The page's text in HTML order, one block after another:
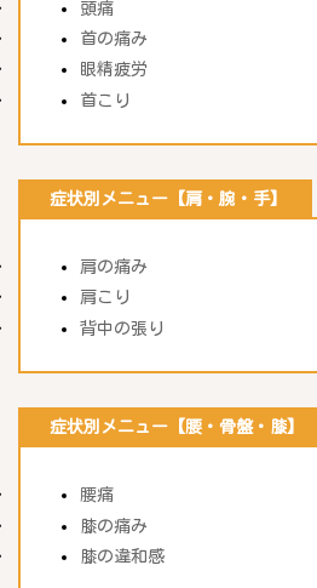
頭痛
首の痛み
眼精疲労
首こり
症状別メニュー【肩・腕・手】
肩の痛み
肩こり
背中の張り
症状別メニュー【腰・骨盤・膝】
腰痛
膝の痛み
膝の違和感